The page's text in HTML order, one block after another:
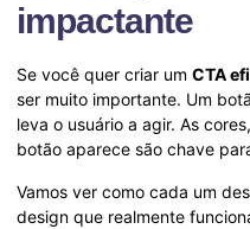
impactante
Se você quer criar um CTA
ser muito importante. Um
leva o usuário a agir. As
botão aparece são chave
Vamos ver como cada um
design que realmente